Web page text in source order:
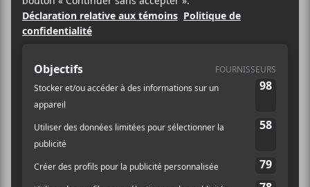
https://lepointdevente.com/billets/tixza-make-
overs-esco-l-escogriffe-montreal-2018-07-11